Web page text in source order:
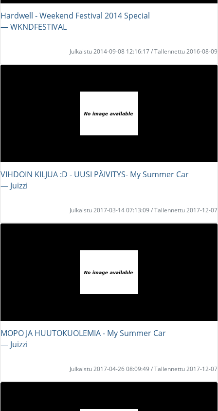
Hardwell - Weekend Festival 2014 Special
― WKNDFESTIVAL
Julkaistu 2014-09-08 12:16:17 / Tallennettu 2016-08-09
VIHDOIN KILJUA :D - UUSI PÄIVITYS- My Summer Car
― Juizzi
Julkaistu 2017-03-14 07:13:09 / Tallennettu 2017-12-07
MOPO JA HUUTOKUOLEMIA - My Summer Car
― Juizzi
Julkaistu 2017-04-26 08:09:49 / Tallennettu 2017-12-07